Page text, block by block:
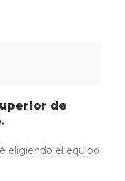
de
eligiendo el equipo